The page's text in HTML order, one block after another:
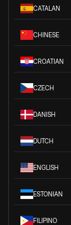
CATALAN
CHINESE
CROATIAN
CZECH
DANISH
DUTCH
ENGLISH
ESTONIAN
FILIPINO